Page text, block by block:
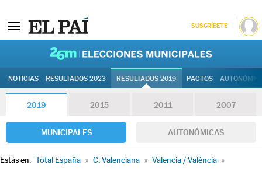
SUSCRÍBETE
NOTICIAS RESULTADOS 2023 RESULTADOS 2019 PACTOS
2019 2015 2011 2007
MUNICIPALES AUTONÓMICAS
Estás en: Total España » C. Valenciana » Valencia / València »